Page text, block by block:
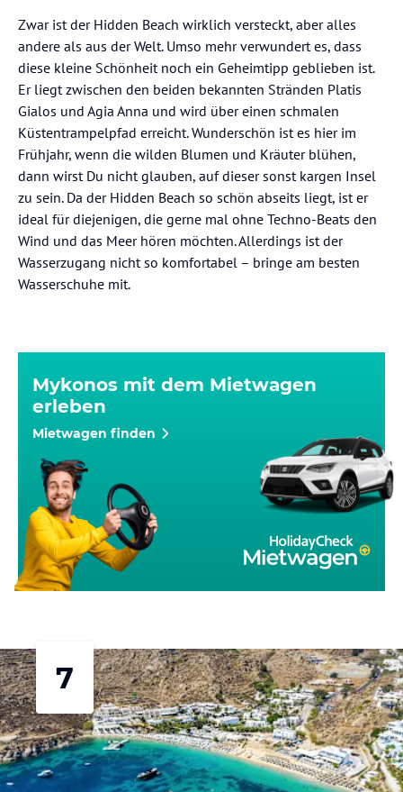
Zwar ist der Hidden Beach wirklich versteckt, aber alles
andere als aus der Welt. Umso mehr verwundert es, dass
diese kleine Schönheit noch ein Geheimtipp geblieben ist.
Er liegt zwischen den beiden bekannten Stränden Platis
Gialos und Agia Anna und wird über einen schmalen
Küstentrampelpfad erreicht. Wunderschön ist es hier im
Frühjahr, wenn die wilden Blumen und Kräuter blühen,
dann wirst Du nicht glauben, auf dieser sonst kargen Insel
zu sein. Da der Hidden Beach so schön abseits liegt, ist er
ideal für diejenigen, die gerne mal ohne Techno-Beats den
Wind und das Meer hören möchten. Allerdings ist der
Wasserzugang nicht so komfortabel – bringe am besten
Wasserschuhe mit.
Mykonos mit dem Mietwagen
erleben
Mietwagen finden
7